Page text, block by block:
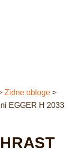
Zidne obloge >
EGGER H 2033